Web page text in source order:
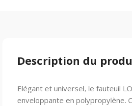
Description du
Elégant et universel, le fauteuil
enveloppante en polypropylène.